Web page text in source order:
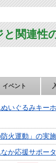
と関連性
イベント
いぐるみキー
火運動」の実
か応援サポー